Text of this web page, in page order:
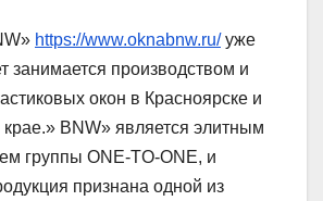
https://www.oknabnw.ru/уже
занимается производством и
окон в Красноярске и
BNW» является элитным
группы ONE-TO-ONE, и
признана одной из